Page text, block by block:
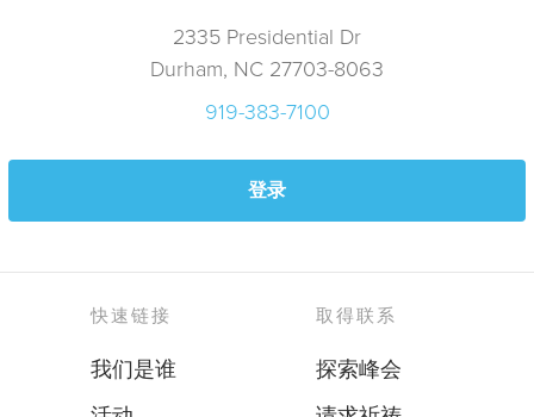
2335 Presidential Dr
Durham, NC 27703-8063
919-383-7100
登录
快速链接
我们是谁
取得联系
探索峰会